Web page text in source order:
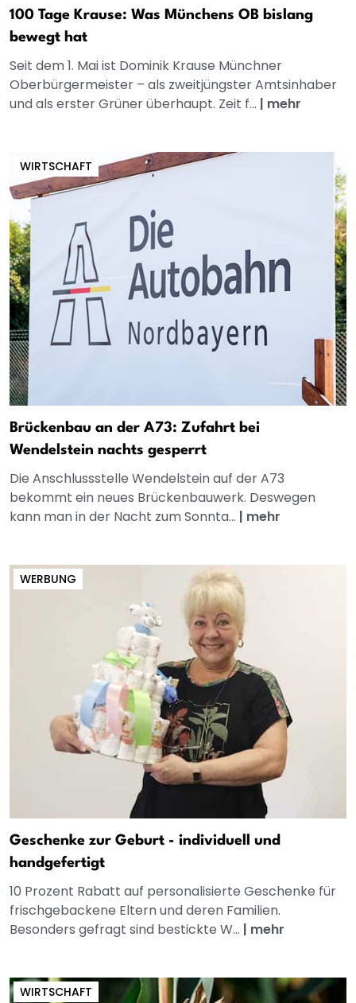
100 Tage Krause: Was Münchens OB bislang
bewegt hat
Seit dem 1. Mai ist Dominik Krause Münchner
Oberbürgermeister – als zweitjüngster Amtsinhaber
und als erster Grüner überhaupt. Zeit f... | mehr
WIRTSCHAFT
Brückenbau an der A73: Zufahrt bei
Wendelstein nachts gesperrt
Die Anschlussstelle Wendelstein auf der A73
bekommt ein neues Brückenbauwerk. Deswegen
kann man in der Nacht zum Sonnta... | mehr
WERBUNG
Geschenke zur Geburt - individuell und
handgefertigt
10 Prozent Rabatt auf personalisierte Geschenke für
frischgebackene Eltern und deren Familien.
Besonders gefragt sind bestickte W... | mehr
WIRTSCHAFT